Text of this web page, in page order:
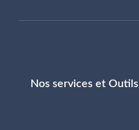
Nos services et Outils